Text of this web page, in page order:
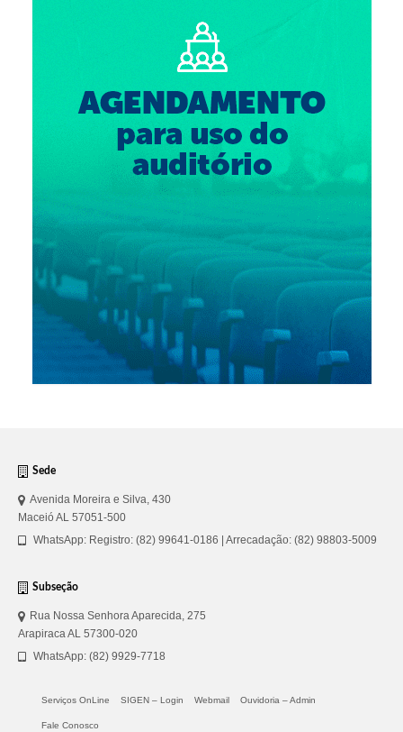
Clube de Vantagens
Reserva de auditório
Ouvidoria
Contatos
Fale Conosco
NEP
Sede
Avenida Moreira e Silva, 430
Maceió AL 57051-500
WhatsApp: Registro: (82) 99641-0186 | Arrecadação: (82) 98803-5009
Subseção
Rua Nossa Senhora Aparecida, 275
Arapiraca AL 57300-020
WhatsApp: (82) 9929-7718
Serviços OnLine SIGEN – Login Webmail Ouvidoria – Admin
Fale Conosco